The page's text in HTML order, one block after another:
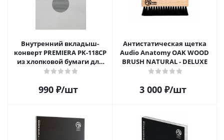
Внутренний вкладыш-
конверт PREMIERA PK-118CP
из хлопковой бумаги для
12" виниловой пластинки 1
990 ₽/шт
Антистатическая щетка
Audio Anatomy OAK WOOD
BRUSH NATURAL - DELUXE
3 000₽/шт